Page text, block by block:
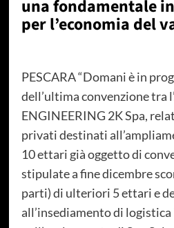
una fondamentale
per l’economia del
PESCARA “Domani è in
dell’ultima convenzione tra
ENGINEERING 2K Spa,
privati destinati
10 ettari già oggetto di
stipulate a fine dicembre
parti) di ulteriori 5 ettari e
all’insediamento di